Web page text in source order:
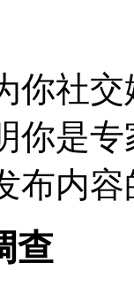
你社
你是
布内
查